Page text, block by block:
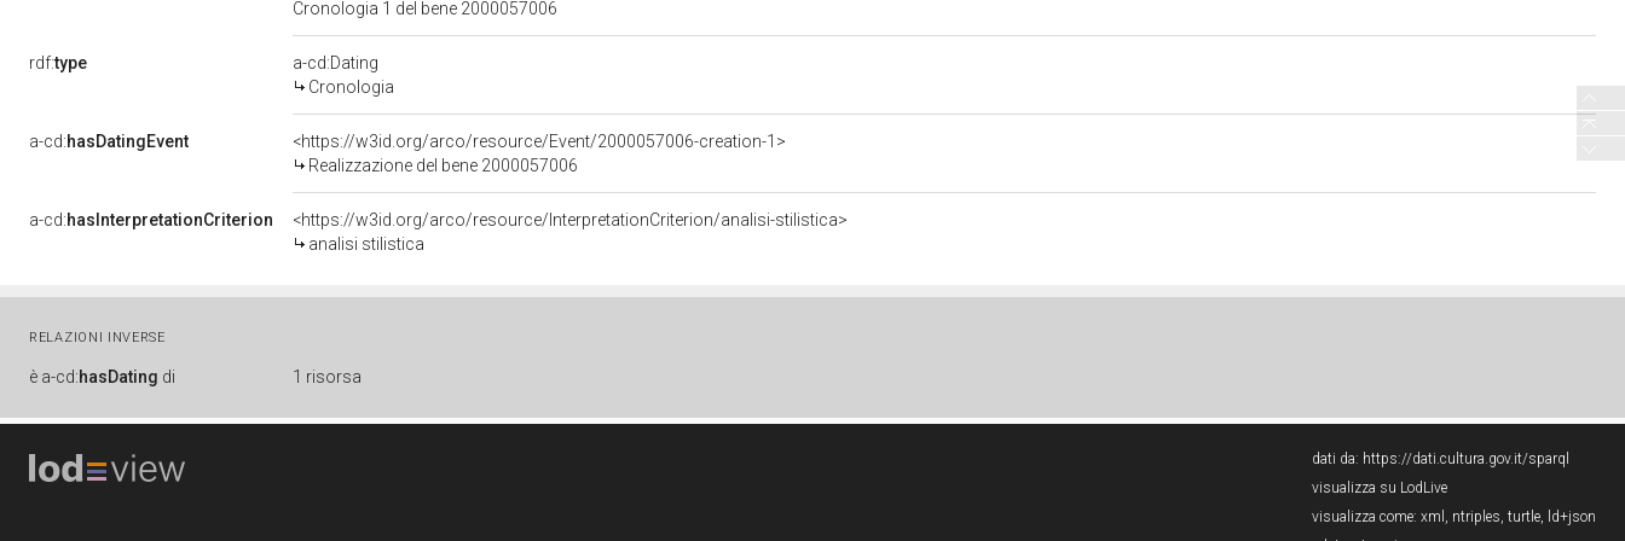
Cronologia 1 del bene 2000057006
rdf:type
a-cd:Dating
Cronologia
a-cd:hasDatingEvent
<https://w3id.org/arco/resource/Event/2000057006-creation-1>
Realizzazione del bene 2000057006
a-cd:hasInterpretationCriterion
<https://w3id.org/arco/resource/InterpretationCriterion/analisi-stilistica>
analisi stilistica
RELAZIONI INVERSE
è a-cd:hasDating di 1 risorsa
dati da: https://dati.cultura.gov.it/sparql
visualizza su LodLive
visualizza come: xml , ntriples, turtle, ld+json